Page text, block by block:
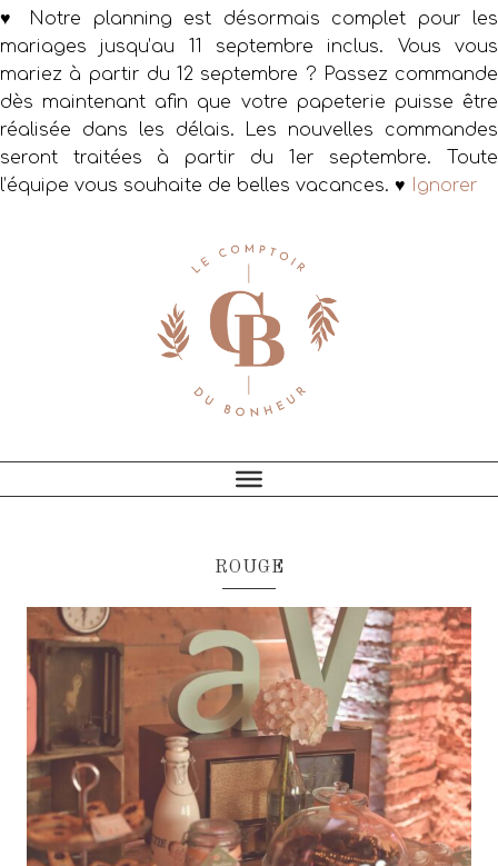
♥ Notre planning est désormais complet pour les
mariages jusqu’au 11 septembre inclus. Vous vous
mariez à partir du 12 septembre ? Passez commande
dès maintenant afin que votre papeterie puisse être
réalisée dans les délais. Les nouvelles commandes
seront traitées à partir du 1er septembre. Toute
l’équipe vous souhaite de belles vacances. ♥
Ignorer
ROUGE